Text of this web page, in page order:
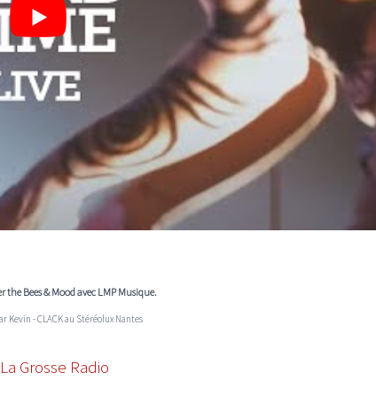
the Bees & Mood avec LMP Musique.
Kevin - CLACK au Stéréolux Nantes
Grosse Radio